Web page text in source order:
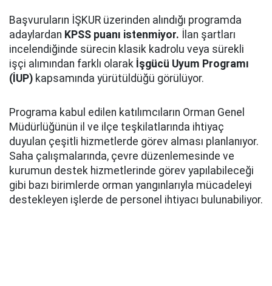
Başvuruların İŞKUR üzerinden alındığı programda
adaylardan KPSS puanı istenmiyor. İlan şartları
incelendiğinde sürecin klasik kadrolu veya sürekli
işçi alımından farklı olarak İşgücü Uyum Programı
(İUP) kapsamında yürütüldüğü görülüyor.
Programa kabul edilen katılımcıların Orman Genel
Müdürlüğünün il ve ilçe teşkilatlarında ihtiyaç
duyulan çeşitli hizmetlerde görev alması planlanıyor.
Saha çalışmalarında, çevre düzenlemesinde ve
kurumun destek hizmetlerinde görev yapılabileceği
gibi bazı birimlerde orman yangınlarıyla mücadeleyi
destekleyen işlerde de personel ihtiyacı bulunabiliyor.